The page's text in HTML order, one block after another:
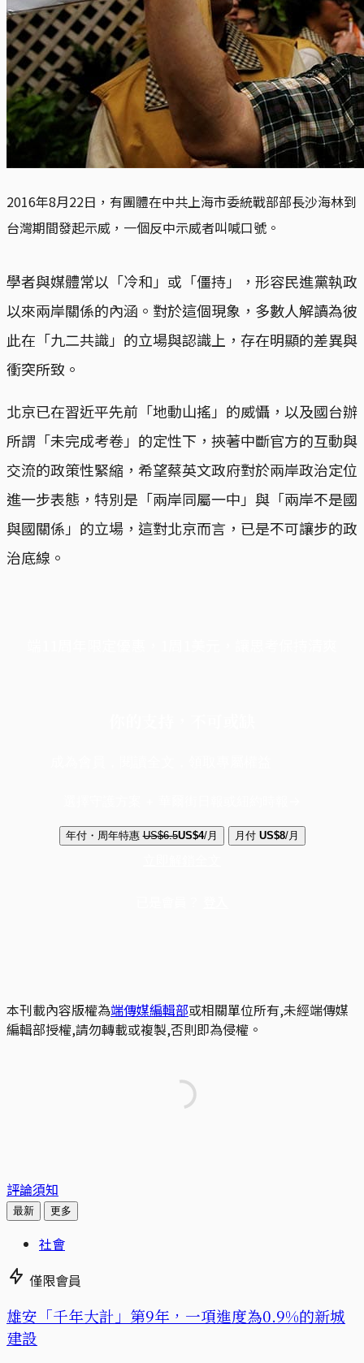
2016年8月22日，有團體在中共上海市委統戰部部長沙海林到
台灣期間發起示威，一個反中示威者叫喊口號。
學者與媒體常以「冷和」或「僵持」，形容民進黨執政
以來兩岸關係的內涵。對於這個現象，多數人解讀為彼
此在「九二共識」的立場與認識上，存在明顯的差異與
衝突所致。
北京已在習近平先前「地動山搖」的威懾，以及國台辦
所謂「未完成考卷」的定性下，挾著中斷官方的互動與
交流的政策性緊縮，希望蔡英文政府對於兩岸政治定位
進一步表態，特別是「兩岸同屬一中」與「兩岸不是國
與國關係」的立場，這對北京而言，已是不可讓步的政
治底線。
年付・周年特惠 US$6.5US$4/月 月付 US$8/月
本刊載內容版權為端傳媒編輯部或相關單位所有,未經端傳媒
編輯部授權,請勿轉載或複製,否則即為侵權。
評論須知
最新 更多
社會
僅限會員
​​雄安「千年大計」第9年，一項進度為0.9%的新城
建設